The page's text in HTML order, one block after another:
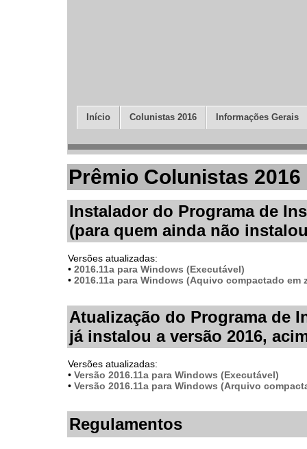
Início Colunistas 2016 Informações Gerais
Prêmio Colunistas
Instalador do Programa de
(para quem ainda não
Versões atualizadas:
• 2016.11a para Windows (Executável)
• 2016.11a para Windows (Aquivo compactado em
Atualização do Programa de
já instalou a versão 2016,
Versões atualizadas:
• Versão 2016.11a para Windows (Executável)
• Versão 2016.11a para Windows (Arquivo
Regulamentos